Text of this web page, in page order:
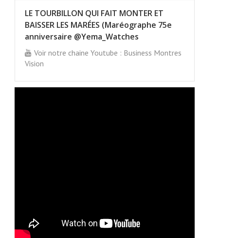
LE TOURBILLON QUI FAIT MONTER ET
BAISSER LES MARÉES (Maréographe 75e
anniversaire @Yema_Watches
Voir notre chaine Youtube : Business Montres
Vision